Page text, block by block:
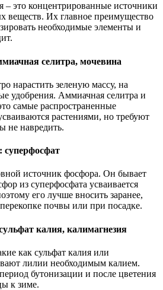
– это концентрированные источники
веществ. Их главное преимущество
необходимые элементы и
селитра, мочевина
нарастить зеленую массу, на
удобрения. Аммиачная селитра и
самые распространенные
растениями, но требуют
не навредить.
суперфосфат
источник фосфора. Он бывает
из суперфосфата усваивается
его лучше вносить заранее,
почвы или при посадке.
калия, калимагнезия
как сульфат калия или
лилии необходимым калием.
бутонизации и после цветения
к зиме.